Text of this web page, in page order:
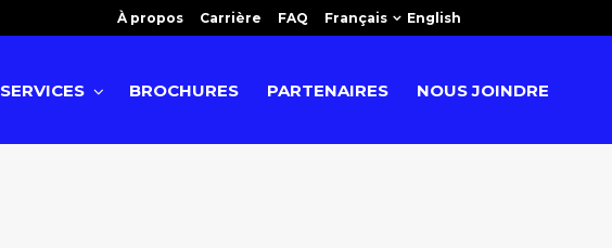
À propos Carrière FAQ Français English
SERVICES BROCHURES PARTENAIRES NOUS JOINDRE